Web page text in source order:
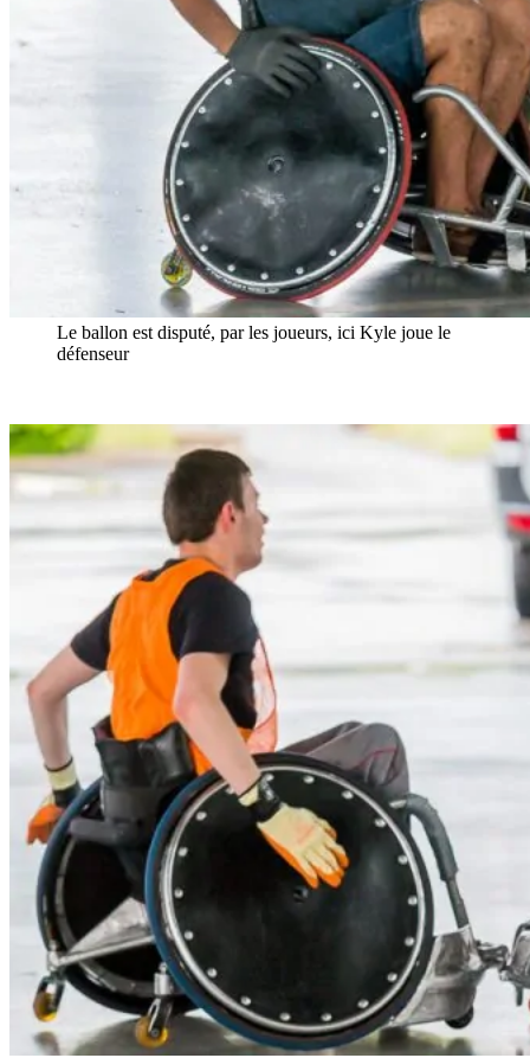
Le ballon est disputé, par les joueurs, ici Kyle joue le
défenseur